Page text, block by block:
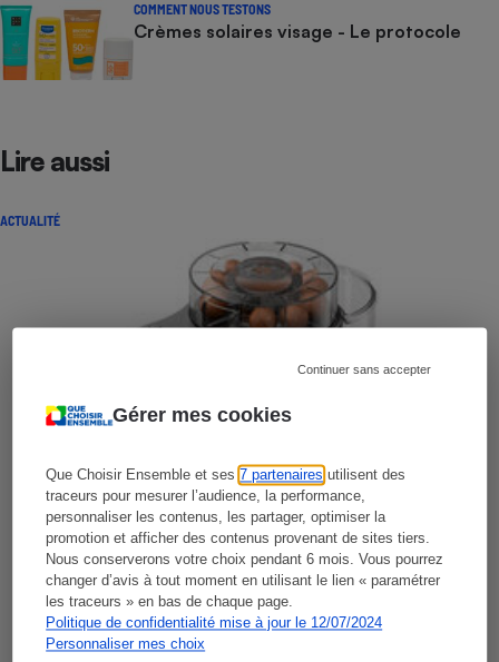
Gérer mes cookies
Que Choisir Ensemble et ses7 partenaires utilisent des
traceurs pour mesurer l’audience, la performance,
personnaliser les contenus, les partager, optimiser la
promotion et afficher des contenus provenant de sites tiers.
Nous conserverons votre choix pendant 6 mois. Vous pourrez
changer d’avis à tout moment en utilisant le lien « paramétrer
les traceurs » en bas de chaque page.
Politique de confidentialité mise à jour le 12/07/2024
Personnaliser mes choix
Continuer sans accepter
COMMENT NOUS TESTONS
Crèmes solaires visage - Le protocole
Lire aussi
ACTUALITÉ